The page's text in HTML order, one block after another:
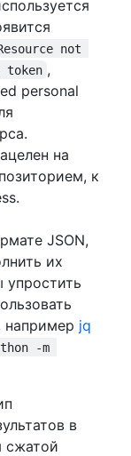
not
token ,
personal
на
к
JSON,
их
упростить
например jq
-m
в
сжатой